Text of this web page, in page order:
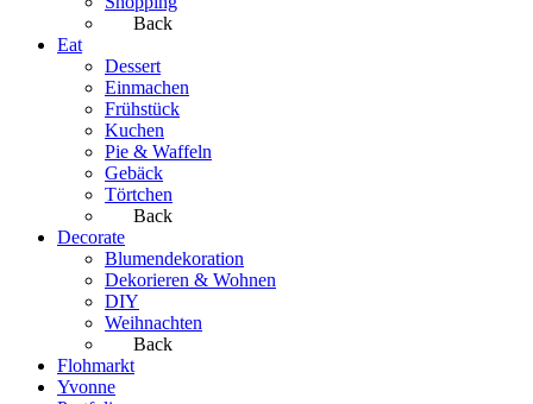
Back
Eat
Dessert
Einmachen
Frühstück
Kuchen
Pie & Waffeln
Gebäck
Törtchen
Back
Decorate
Blumendekoration
Dekorieren & Wohnen
DIY
Weihnachten
Back
Flohmarkt
Yvonne